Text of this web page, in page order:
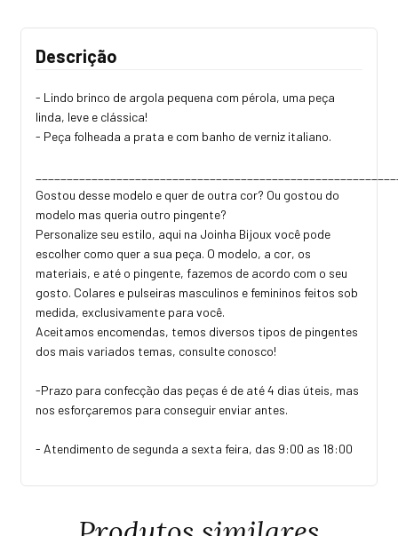
Descrição
- Lindo brinco de argola pequena com pérola, uma peça
linda, leve e clássica!
- Peça folheada a prata e com banho de verniz italiano.
Gostou desse modelo e quer de outra cor? Ou gostou do
modelo mas queria outro pingente?
Personalize seu estilo, aqui na Joinha Bijoux você pode
escolher como quer a sua peça. O modelo, a cor, os
materiais, e até o pingente, fazemos de acordo com o seu
gosto. Colares e pulseiras masculinos e femininos feitos sob
medida, exclusivamente para você.
Aceitamos encomendas, temos diversos tipos de pingentes
dos mais variados temas, consulte conosco!
-Prazo para confecção das peças é de até 4 dias úteis, mas
nos esforçaremos para conseguir enviar antes.
- Atendimento de segunda a sexta feira, das 9:00 as 18:00